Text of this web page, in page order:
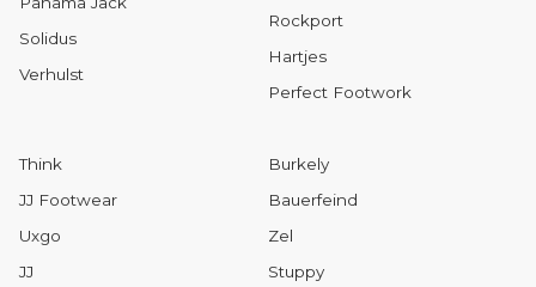
Solidus
Verhulst
Rockport
Hartjes
Perfect Footwork
Think
JJ Footwear
Uxgo
JJ
Burkely
Bauerfeind
Zel
Stuppy